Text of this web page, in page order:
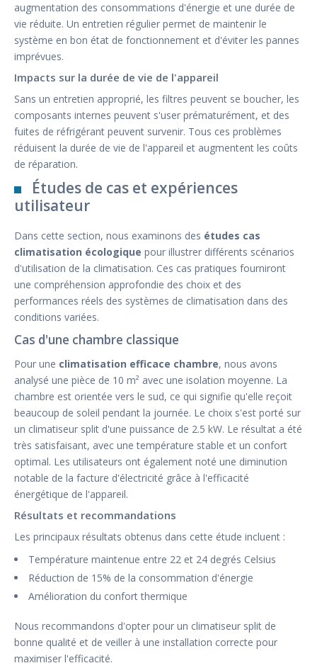
augmentation des consommations d'énergie et une durée de
vie réduite. Un entretien régulier permet de maintenir le
système en bon état de fonctionnement et d'éviter les pannes
imprévues.
Impacts sur la durée de vie de l'appareil
Sans un entretien approprié, les filtres peuvent se boucher, les
composants internes peuvent s'user prématurément, et des
fuites de réfrigérant peuvent survenir. Tous ces problèmes
réduisent la durée de vie de l'appareil et augmentent les coûts
de réparation.
Études de cas et expériences
utilisateur
Dans cette section, nous examinons des études cas
climatisation écologique pour illustrer différents scénarios
d'utilisation de la climatisation. Ces cas pratiques fourniront
une compréhension approfondie des choix et des
performances réels des systèmes de climatisation dans des
conditions variées.
Cas d'une chambre classique
Pour une climatisation efficace chambre, nous avons
analysé une pièce de 10 m² avec une isolation moyenne. La
chambre est orientée vers le sud, ce qui signifie qu'elle reçoit
beaucoup de soleil pendant la journée. Le choix s'est porté sur
un climatiseur split d'une puissance de 2.5 kW. Le résultat a été
très satisfaisant, avec une température stable et un confort
optimal. Les utilisateurs ont également noté une diminution
notable de la facture d'électricité grâce à l'efficacité
énergétique de l'appareil.
Résultats et recommandations
Les principaux résultats obtenus dans cette étude incluent :
Température maintenue entre 22 et 24 degrés Celsius
Réduction de 15% de la consommation d'énergie
Amélioration du confort thermique
Nous recommandons d'opter pour un climatiseur split de
bonne qualité et de veiller à une installation correcte pour
maximiser l'efficacité.